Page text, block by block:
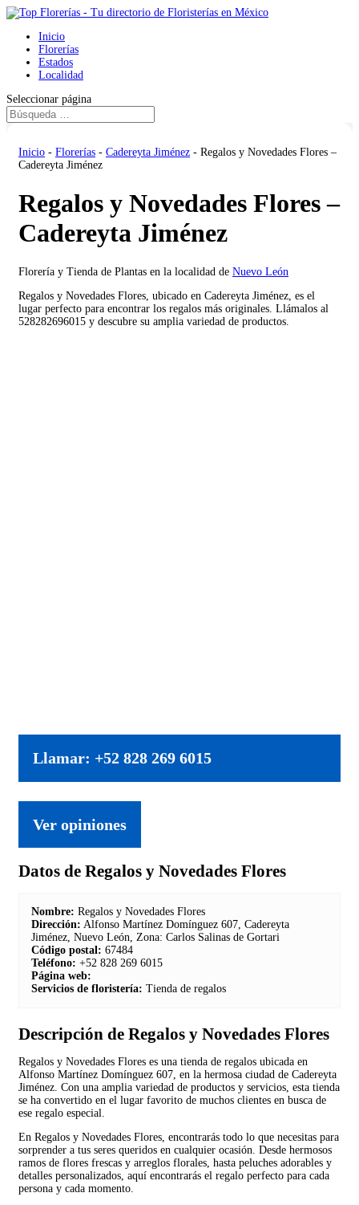
Inicio
Florerías
Estados
Localidad
Seleccionar página
Inicio - Florerías - Cadereyta Jiménez - Regalos y Novedades Flores –
Cadereyta Jiménez
Regalos y Novedades Flores –
Cadereyta Jiménez
Florería y Tienda de Plantas en la localidad de Nuevo León
Regalos y Novedades Flores, ubicado en Cadereyta Jiménez, es el
lugar perfecto para encontrar los regalos más originales. Llámalos al
528282696015 y descubre su amplia variedad de productos.
Llamar: +52 828 269 6015
Ver opiniones
Datos de Regalos y Novedades Flores
Nombre: Regalos y Novedades Flores
Dirección: Alfonso Martínez Domínguez 607, Cadereyta
Jiménez, Nuevo León, Zona: Carlos Salinas de Gortari
Código postal: 67484
Teléfono: +52 828 269 6015
Página web:
Servicios de floristería: Tienda de regalos
Descripción de Regalos y Novedades Flores
Regalos y Novedades Flores es una tienda de regalos ubicada en
Alfonso Martínez Domínguez 607, en la hermosa ciudad de Cadereyta
Jiménez. Con una amplia variedad de productos y servicios, esta tienda
se ha convertido en el lugar favorito de muchos clientes en busca de
ese regalo especial.
En Regalos y Novedades Flores, encontrarás todo lo que necesitas para
sorprender a tus seres queridos en cualquier ocasión. Desde hermosos
ramos de flores frescas y arreglos florales, hasta peluches adorables y
detalles personalizados, aquí encontrarás el regalo perfecto para cada
persona y cada momento.